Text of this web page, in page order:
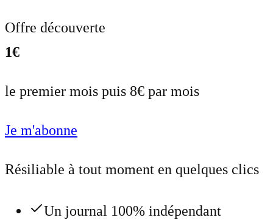
Offre découverte
1€
le premier mois puis 8€ par mois
Je m'abonne
Résiliable à tout moment en quelques clics
Un journal 100% indépendant